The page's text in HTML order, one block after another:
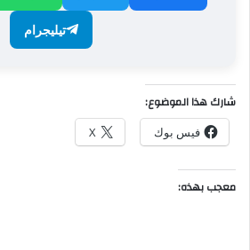
تيليجرام
شارك هذا الموضوع:
فيس بوك X
معجب بهذه: